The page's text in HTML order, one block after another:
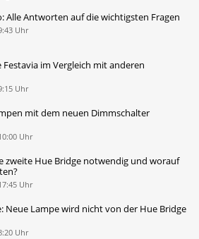
Alle Antworten auf die wichtigsten Fragen
Uhr
Festavia im Vergleich mit anderen
Uhr
mit dem neuen Dimmschalter
Uhr
zweite Hue Bridge notwendig und worauf
Uhr
Neue Lampe wird nicht von der Hue Bridge
Uhr